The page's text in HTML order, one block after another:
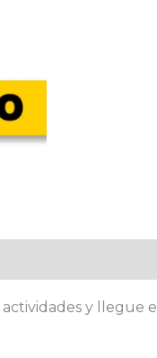
y llegue